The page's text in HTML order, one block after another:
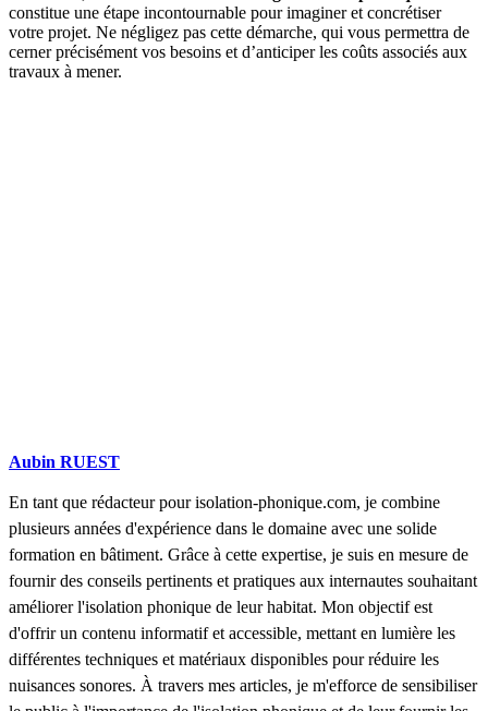
constitue une étape incontournable pour imaginer et concrétiser
votre projet. Ne négligez pas cette démarche, qui vous permettra de
cerner précisément vos besoins et d’anticiper les coûts associés aux
travaux à mener.
Aubin RUEST
En tant que rédacteur pour isolation-phonique.com, je combine
plusieurs années d'expérience dans le domaine avec une solide
formation en bâtiment. Grâce à cette expertise, je suis en mesure de
fournir des conseils pertinents et pratiques aux internautes souhaitant
améliorer l'isolation phonique de leur habitat. Mon objectif est
d'offrir un contenu informatif et accessible, mettant en lumière les
différentes techniques et matériaux disponibles pour réduire les
nuisances sonores. À travers mes articles, je m'efforce de sensibiliser